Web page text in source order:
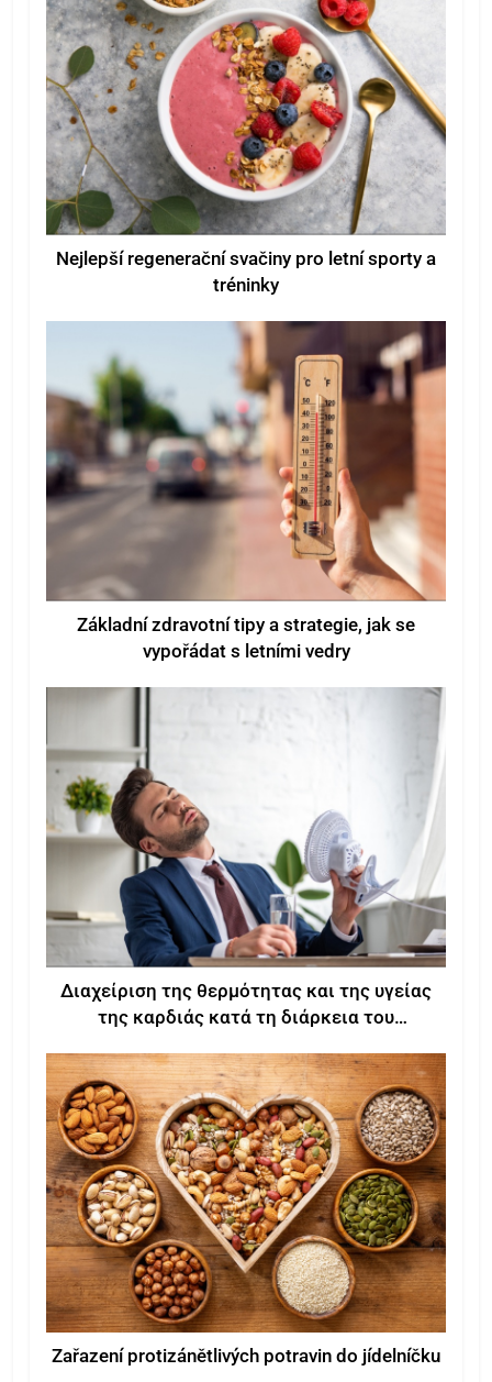
Nejlepší regenerační svačiny pro letní sporty a
tréninky
Základní zdravotní tipy a strategie, jak se
vypořádat s letními vedry
Διαχείριση της θερμότητας και της υγείας
της καρδιάς κατά τη διάρκεια του
Zařazení protizánětlivých potravin do jídelníčku